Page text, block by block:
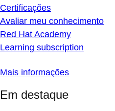
Certificações
Avaliar meu conhecimento
Red Hat Academy
Learning subscription
Mais informações
Em destaque